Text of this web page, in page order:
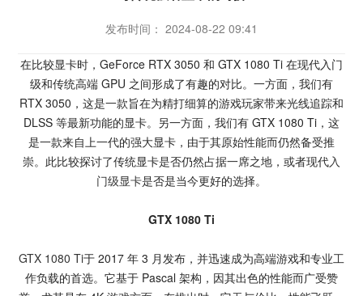
发布时间： 2024-08-22 09:41
在比较显卡时，GeForce RTX 3050 和 GTX 1080 Ti 在现代入门
级和传统高端 GPU 之间形成了有趣的对比。一方面，我们有
RTX 3050，这是一款旨在为精打细算的游戏玩家带来光线追踪和
DLSS 等最新功能的显卡。另一方面，我们有 GTX 1080 Ti，这
是一款来自上一代的强大显卡，由于其原始性能而仍然备受推
崇。此比较探讨了传统显卡是否仍然占据一席之地，或者现代入
门级显卡是否是当今更好的选择。
GTX 1080 Ti
GTX 1080 Ti于 2017 年 3 月发布，并迅速成为高端游戏和专业工
作负载的首选。它基于 Pascal 架构，因其出色的性能而广受赞